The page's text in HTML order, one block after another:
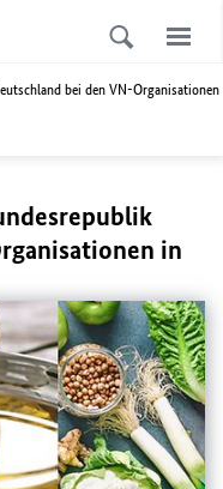
bei den VN-Organisationen
in